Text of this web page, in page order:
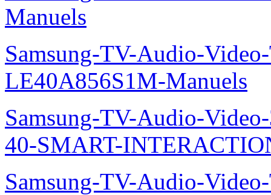
Manuels
Samsung-TV-Audio-
LE40A856S1M-Manuels
Samsung-TV-Audio-
40-SMART-
Samsung-TV-Audio-